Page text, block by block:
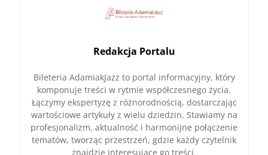
Redakcja Portalu
Bileteria AdamiakJazz to portal informacyjny, który
komponuje treści w rytmie współczesnego życia.
Łączymy ekspertyzę z różnorodnością, dostarczając
wartościowe artykuły z wielu dziedzin. Stawiamy na
profesjonalizm, aktualność i harmonijne połączenie
tematów, tworząc przestrzeń, gdzie każdy czytelnik
znajdzie interesujące go treści.